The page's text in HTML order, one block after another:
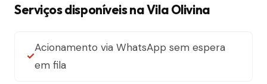
Serviços disponíveis na Vila Olivina
Acionamento via WhatsApp sem espera
em fila